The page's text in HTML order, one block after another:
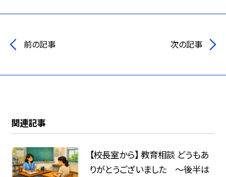
前の記事 次の記事
関連記事
【校長室から】 教育相談 どうもあ
りがとうございました ～後半は